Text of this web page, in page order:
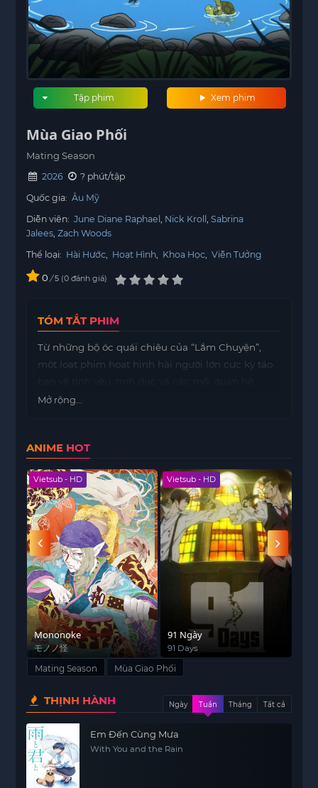
Xem phim
Tập phim
Mùa Giao Phối
Mating Season
2026
? phút/tập
Quốc gia: Âu Mỹ
Diễn viên: June Diane Raphael Nick Kroll
Sabrina
Jalees Zach Woods
Thể loại: Hài Hước Hoạt Hình Khoa Học Viễn Tưởng
0 / 5 0 đánh giá
TÓM TẮT PHIM
Từ những bộ óc quái chiêu của “Lắm Chuyện”,
một loạt phim hoạt hình hài người lớn cực kỳ táo
trong thế giới động vật.
Mở rộng...
ANIME HOT
Vietsub - HD
Mononoke
モノノ怪
Vietsub - HD
91 Ngày
91 Days
Mating Season Mùa Giao Phối
THỊNH HÀNH Ngày Tuần Tháng Tất cả
Em Đến Cùng Mưa
With You and the Rain